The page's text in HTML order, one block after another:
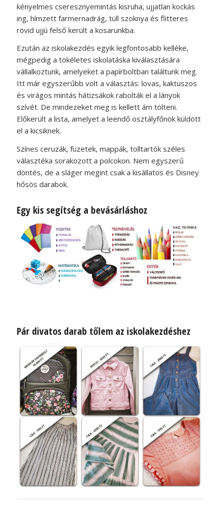
kényelmes cseresz­nye­min­tás kisruha, ujjatlan kockás
ing, hímzett farmernadrág, tüll szoknya és flitteres
rövid ujjú felső került a kosarunkba.
Ezután az iskolakezdés egyik leg­fontosabb kelléke,
mégpedig a tökéletes iskolatáska kiválasztására
vállalkoztunk, amelyeket a papírboltban találtunk meg.
Itt már egyszerűbb volt a választás: lovas, kaktuszos
és virágos mintás hátizsákok rabolták el a lányok
szívét. De mindezeket meg is kellett ám tölteni.
Előkerült a lista, amelyet a leendő osztályfőnök küldött
el a kicsiknek.
Színes ceruzák, füzetek, mappák, tolltartók széles
választéka sorakozott a polcokon. Nem egyszerű
döntés, de a sláger megint csak a kisállatos és Disney
hősös darabok.
Egy kis segítség a bevásárláshoz
Pár divatos darab tőlem az iskolakezdéshez